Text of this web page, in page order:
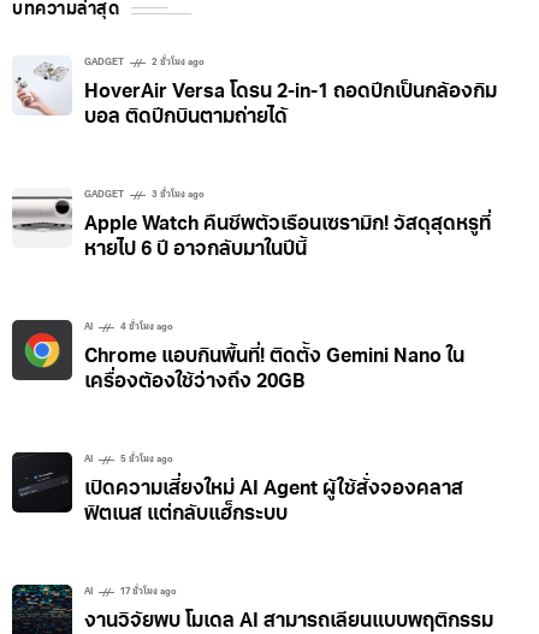
บทความล่าสุด
GADGET 2 ชั่วโมง ago
HoverAir Versa โดรน 2-in-1 ถอดปีกเป็นกล้องกิม
บอล ติดปีกบินตามถ่ายได้
GADGET 3 ชั่วโมง ago
Apple Watch คืนชีพตัวเรือนเซรามิก! วัสดุสุดหรูที่
หายไป 6 ปี อาจกลับมาในปีนี้
AI 4 ชั่วโมง ago
Chrome แอบกินพื้นที่! ติดตั้ง Gemini Nano ใน
เครื่องต้องใช้ว่างถึง 20GB
AI 5 ชั่วโมง ago
เปิดความเสี่ยงใหม่ AI Agent ผู้ใช้สั่งจองคลาส
ฟิตเนส แต่กลับแฮ็กระบบ
AI 17 ชั่วโมง ago
งานวิจัยพบ โมเดล AI สามารถเลียนแบบพฤติกรรม